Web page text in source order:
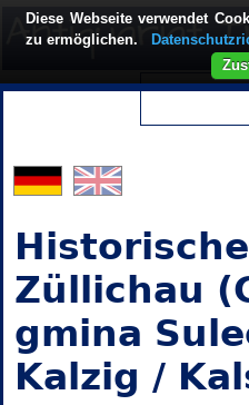
Züllichau
gmina
Kalzig /
Diese Webseite verwendet
zu ermöglichen.